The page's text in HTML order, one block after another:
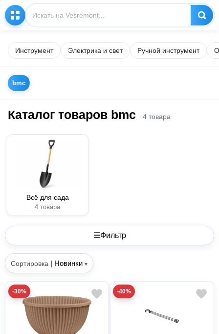
Инструмент Электрика и свет Ручной инструмент
bmc
Каталог товаров bmc 4 товара
Всё для сада
4 товара
☰Фильтр
Сортировка | Новинки ▾
-30% -40%